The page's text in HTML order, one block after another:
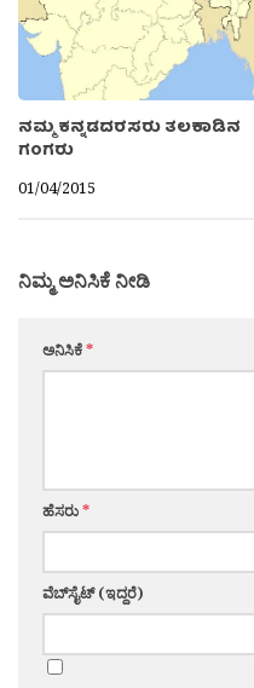
ನಮ್ಮ ಕನ್ನಡದರಸರು ತಲಕಾಡಿನ
ಗಂಗರು
01/04/2015
ನಿಮ್ಮ ಅನಿಸಿಕೆ ನೀಡಿ
ಅನಿಸಿಕೆ*
ಹೆಸರು*
ವೆಬ್‌ಸೈಟ್ (ಇದ್ದರೆ)